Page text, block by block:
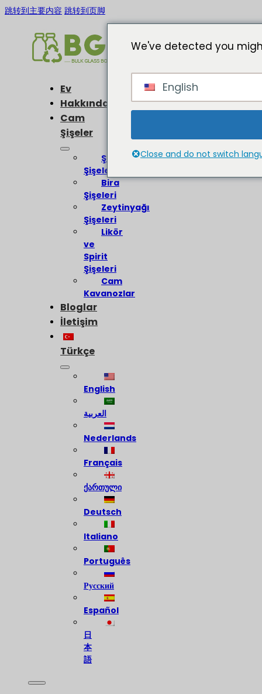
跳转到主要内容 跳转到页脚
Ev
Hakkında
Cam
Şişeler
Şarap
Şişeleri
Bira
Şişeleri
Zeytinyağı
Şişeleri
Likör
ve
Spirit
Şişeleri
Cam
Kavanozlar
Bloglar
İletişim
Türkçe
English
العربية
Nederlands
Français
ქართული
Deutsch
Italiano
Português
Русский
Español
日
本
語
We've detected you
English
Close and do not switch